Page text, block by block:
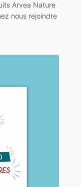
Arvea Nature
nous rejoindre